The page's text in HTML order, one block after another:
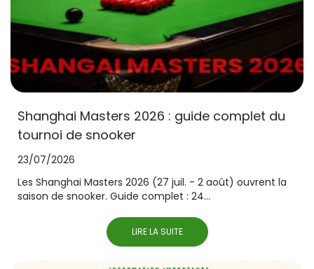
Shanghai Masters 2026 : guide complet du
tournoi de snooker
23/07/2026
Les Shanghai Masters 2026 (27 juil. - 2 août) ouvrent la
saison de snooker. Guide complet : 24...
LIRE LA SUITE